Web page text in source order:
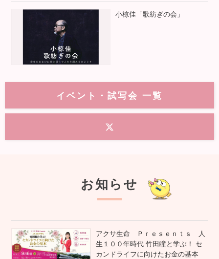
小椋佳「歌紡ぎの会」
イベント・試写会 一覧
お知らせ
アクサ生命 Ｐｒｅｓｅｎｔｓ 人
生１００年時代 竹田瞳と学ぶ！ セ
カンドライフに向けたお金の基本